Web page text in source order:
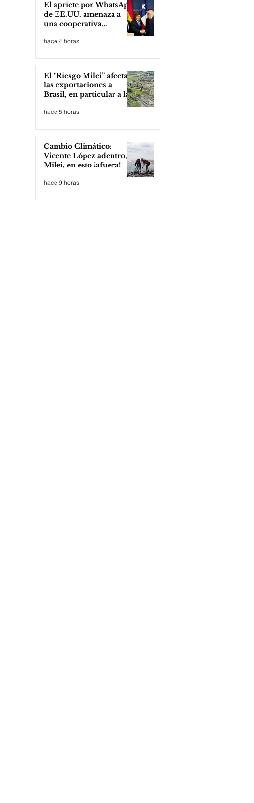
El apriete por WhatsApp
de EE.UU. amenaza a
una cooperativa
argentina para boicotear
a Huawei
hace 4 horas
El “Riesgo Milei” afecta
las exportaciones a
Brasil, en particular a la
industria automotriz de
la provincia
hace 5 horas
Cambio Climático:
Vicente López adentro,
Milei, en esto ¡afuera!
hace 9 horas